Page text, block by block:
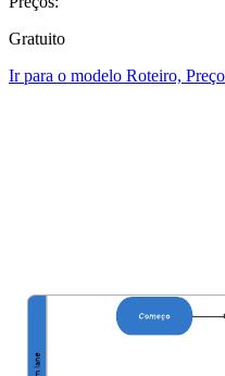
Gratuito
Ir para o modelo Roteiro,